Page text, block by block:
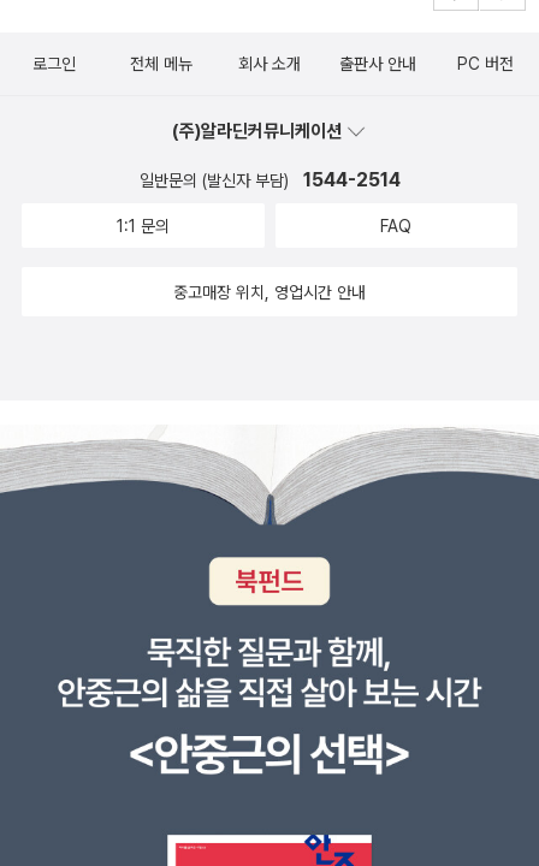
가, 문득, 비로소, 시나브로, 환하게 한 가지를 깨닫습니다... 그때 나
“나한테 ‘좋은 직업’은 바로 이거예요! 나도 달라달라 운전사가 될 거
을 때에 좋은 일입니다. 스스로 노래를 부를 때에 좋은 일입니다. 스스
로 이야기를 지을 때에 좋은 일입니다. 스스로 사랑을 찾아 어깨동무
쉬워요. 스스로 좋은 마음이 되고, 좋은 생각을 가꾸면서, 좋은 눈빛으
로그인 전체 메뉴 회사 소개 출판사 안내 PC 버전
(주)알라딘커뮤니케이션
일반문의 (발신자 부담) 1544-2514
1:1 문의 FAQ
중고매장 위치, 영업시간 안내